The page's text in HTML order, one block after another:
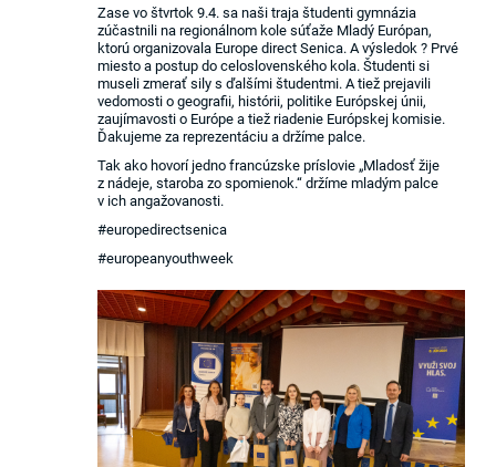
Zase vo štvrtok 9.4. sa naši traja študenti gymnázia
zúčastnili na regionálnom kole súťaže Mladý Európan,
ktorú organizovala Europe direct Senica. A výsledok ? Prvé
miesto a postup do celoslovenského kola. Študenti si
museli zmerať sily s ďalšími študentmi. A tiež prejavili
vedomosti o geografii, histórii, politike Európskej únii,
zaujímavosti o Európe a tiež riadenie Európskej komisie.
Ďakujeme za reprezentáciu a držíme palce.
Tak ako hovorí jedno francúzske príslovie „Mladosť žije
z nádeje, staroba zo spomienok.“ držíme mladým palce
v ich angažovanosti.
#europedirectsenica
#europeanyouthweek